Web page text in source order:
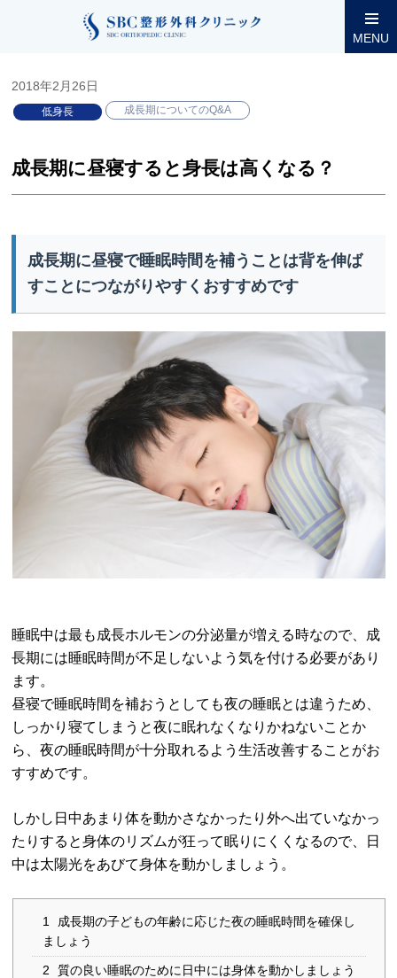
MENU
整形外科コラム 小児低身長 成長期についてのQ&A 成長
2018年2月26日
低身長 成長期についてのQ&A
成長期に昼寝すると身長は高くなる？
成長期に昼寝で睡眠時間を補うことは背を伸ば
すことにつながりやすくおすすめです
睡眠中は最も成長ホルモンの分泌量が増える時なので、成
長期には睡眠時間が不足しないよう気を付ける必要があり
ます。
昼寝で睡眠時間を補おうとしても夜の睡眠とは違うため、
しっかり寝てしまうと夜に眠れなくなりかねないことか
ら、夜の睡眠時間が十分取れるよう生活改善することがお
すすめです。
しかし日中あまり体を動かさなかったり外へ出ていなかっ
たりすると身体のリズムが狂って眠りにくくなるので、日
中は太陽光をあびて身体を動かしましょう。
1
成長期の子どもの年齢に応じた夜の睡眠時間を確保し
ましょう
2 質の良い睡眠のために日中には身体を動かしましょう